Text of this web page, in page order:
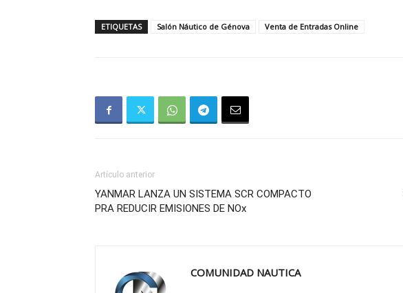
ETIQUETAS Salón Náutico de Génova Venta de Entradas Online
Artículo anterior
YANMAR LANZA UN SISTEMA SCR COMPACTO
PRA REDUCIR EMISIONES DE NOx
COMUNIDAD NAUTICA